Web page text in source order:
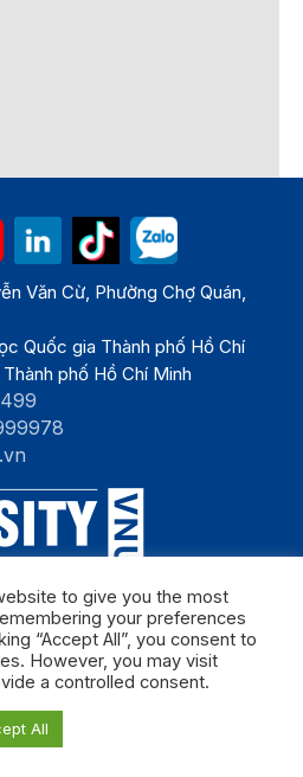
Văn Cừ, Phường Chợ Quán,
Quốc gia Thành phố Hồ Chí
phố Hồ Chí Minh
Khoa học tự nhiên, Đại học Quốc
Hồ Chí Minh. Năm 2024
to give you the most
your preferences
“Accept All”, you consent to
However, you may visit
a controlled consent.
All